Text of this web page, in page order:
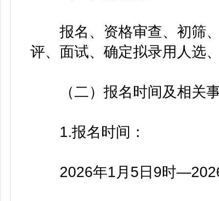
报名、资格审查、初筛、
评、面试、确定拟录用人选
（二）报名时间及相关
1.报名时间：
2026年1月5日9时—2026